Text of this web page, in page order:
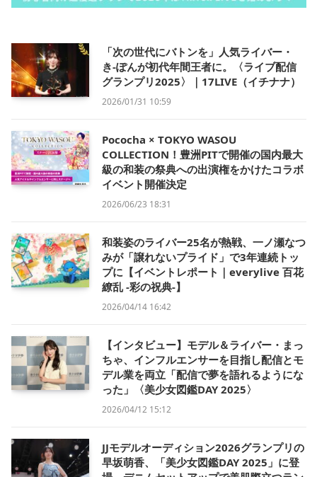
「次の世代にバトンを」人気ライバー・
き-ぽんが初代年間王者に。〈ライブ配信
グランプリ2025〉｜17LIVE（イチナナ）
2026/01/31 10:59
Pococha × TOKYO WASOU
COLLECTION！豊洲PITで開催の国内最大
級の和装の祭典への出演権をかけたコラボ
イベント開催決定
2026/06/23 18:31
和装姿のライバー25名が熱戦、一ノ瀬なつ
みが「譲れないプライド」で3年連続トッ
プに【イベントレポート｜everylive 百花
繚乱 -彩の祝典-】
2026/04/14 16:42
【インタビュー】モデル＆ライバー・まっ
ちゃ、インフルエンサーを目指し配信とモ
デル業を両立「配信で夢を語れるようにな
った」〈美少女図鑑DAY 2025〉
2026/04/12 15:12
JJモデルオーディション2026グランプリの
早坂萌香、「美少女図鑑DAY 2025」に登